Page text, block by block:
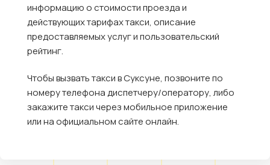
информацию о стоимости проезда и
действующих тарифах такси, описание
предоставляемых услуг и пользовательский
рейтинг.
Чтобы вызвать такси в Суксуне, позвоните по
номеру телефона диспетчеру/оператору, либо
закажите такси через мобильное приложение
или на официальном сайте онлайн.